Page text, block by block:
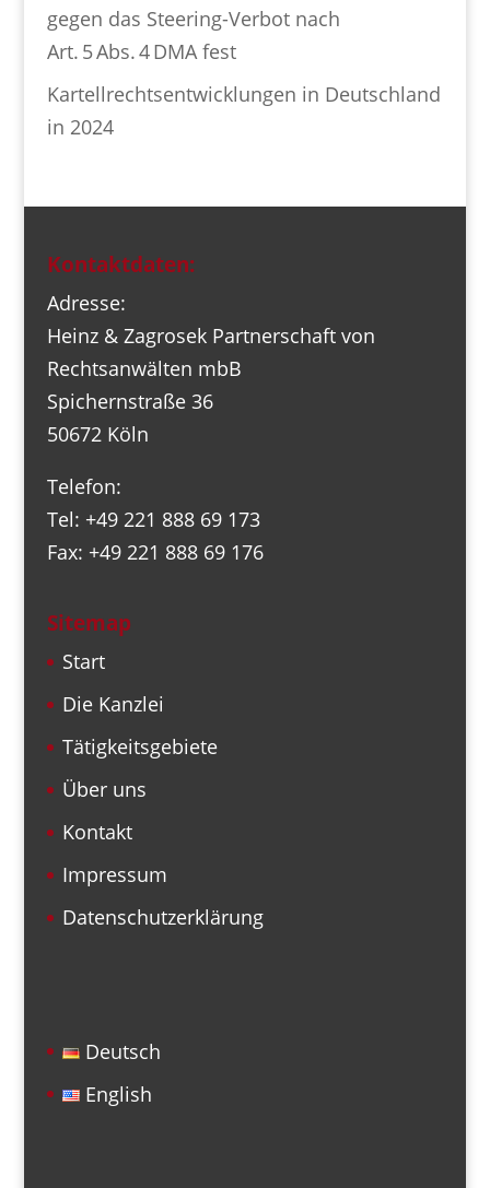
gegen das Steering-Verbot nach
Art. 5 Abs. 4 DMA fest
Kartellrechtsentwicklungen in Deutschland
in 2024
Kontaktdaten:
Adresse:
Heinz & Zagrosek Partnerschaft von
Rechtsanwälten mbB
Spichernstraße 36
50672 Köln
Telefon:
Tel: +49 221 888 69 173
Fax: +49 221 888 69 176
Sitemap
Start
Die Kanzlei
Tätigkeitsgebiete
Über uns
Kontakt
Impressum
Datenschutzerklärung
Deutsch
English